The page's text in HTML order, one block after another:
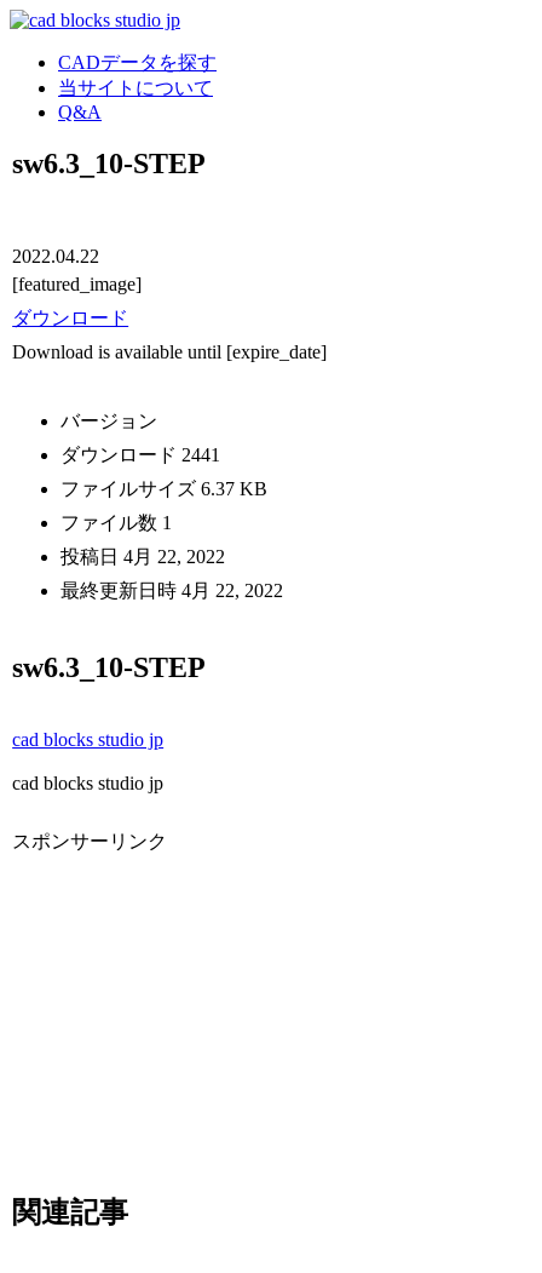
CADデータを探す
当サイトについて
Q&A
sw6.3_10-STEP
2022.04.22
[featured_image]
ダウンロード
Download is available until [expire_date]
バージョン
ダウンロード 2441
ファイルサイズ6.37 KB
ファイル数 1
投稿日4月 22, 2022
最終更新日時4月 22, 2022
sw6.3_10-STEP
cad blocks studio jp
cad blocks studio jp
スポンサーリンク
関連記事